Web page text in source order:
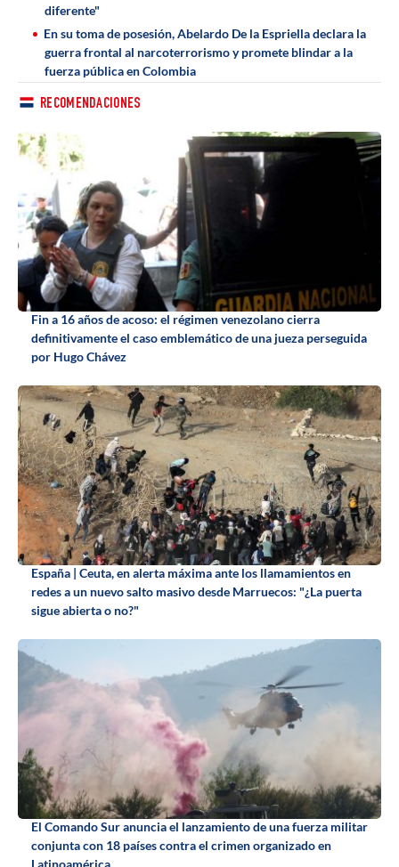
diferente"
En su toma de posesión, Abelardo De la Espriella declara la
guerra frontal al narcoterrorismo y promete blindar a la
fuerza pública en Colombia
RECOMENDACIONES
Fin a 16 años de acoso: el régimen venezolano cierra
definitivamente el caso emblemático de una jueza perseguida
por Hugo Chávez
España | Ceuta, en alerta máxima ante los llamamientos en
redes a un nuevo salto masivo desde Marruecos: "¿La puerta
sigue abierta o no?"
El Comando Sur anuncia el lanzamiento de una fuerza militar
conjunta con 18 países contra el crimen organizado en
Latinoamérica